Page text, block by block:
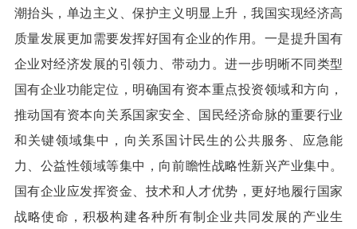
潮抬头，单边主义、保护主义明显上升，我国实现经济高
质量发展更加需要发挥好国有企业的作用。一是提升国有
企业对经济发展的引领力、带动力。进一步明晰不同类型
国有企业功能定位，明确国有资本重点投资领域和方向，
推动国有资本向关系国家安全、国民经济命脉的重要行业
和关键领域集中，向关系国计民生的公共服务、应急能
力、公益性领域等集中，向前瞻性战略性新兴产业集中。
国有企业应发挥资金、技术和人才优势，更好地履行国家
战略使命，积极构建各种所有制企业共同发展的产业生